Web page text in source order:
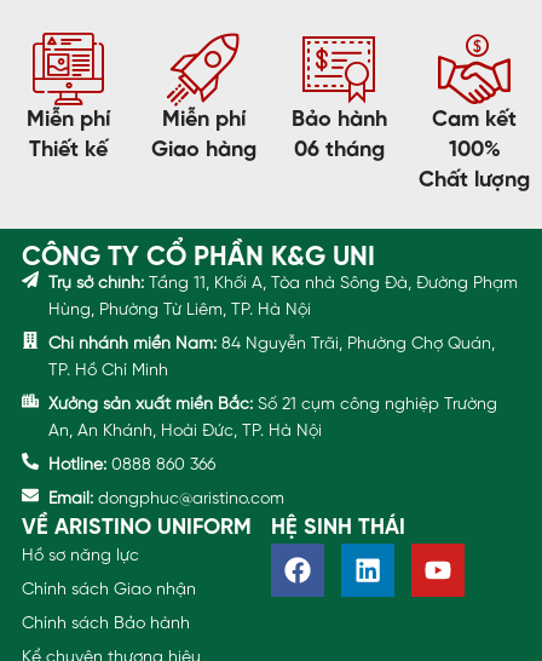
Miễn phí
Thiết kế
Miễn phí
Giao hàng
Bảo hành
06 tháng
Cam kết
100%
Chất lượng
CÔNG TY CỔ PHẦN K&G UNI
Trụ sở chính: Tầng 11, Khối A, Tòa nhà Sông Đà, Đường Phạm
Hùng, Phường Từ Liêm, TP. Hà Nội
Chi nhánh miền Nam: 84 Nguyễn Trãi, Phường Chợ Quán,
TP. Hồ Chí Minh
Xưởng sản xuất miền Bắc: Số 21 cụm công nghiệp Trường
An, An Khánh, Hoài Đức, TP. Hà Nội
Hotline: 0888 860 366
Email: dongphuc@aristino.com
VỀ ARISTINO UNIFORM
Hồ sơ năng lực
Chính sách Giao nhận
Chính sách Bảo hành
HỆ SINH THÁI